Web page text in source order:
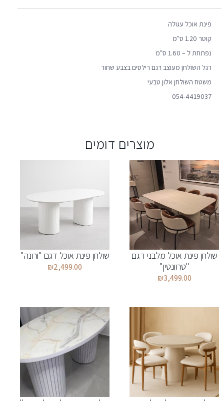
פינת אוכל עגולה
קוטר 1.20 ס"מ
נפתחת ל – 1.60 ס"מ
רגל השולחן מעוצב דגם רילסים בצבע שחור
משטח השולחן אלון טבעי
054-4419037
מוצרים דומים
שולחן פינת אוכל מלבני דגם
"טרוונטין"
₪3,499.00
שולחן פינת אוכל דגם "ורונה"
₪2,499.00